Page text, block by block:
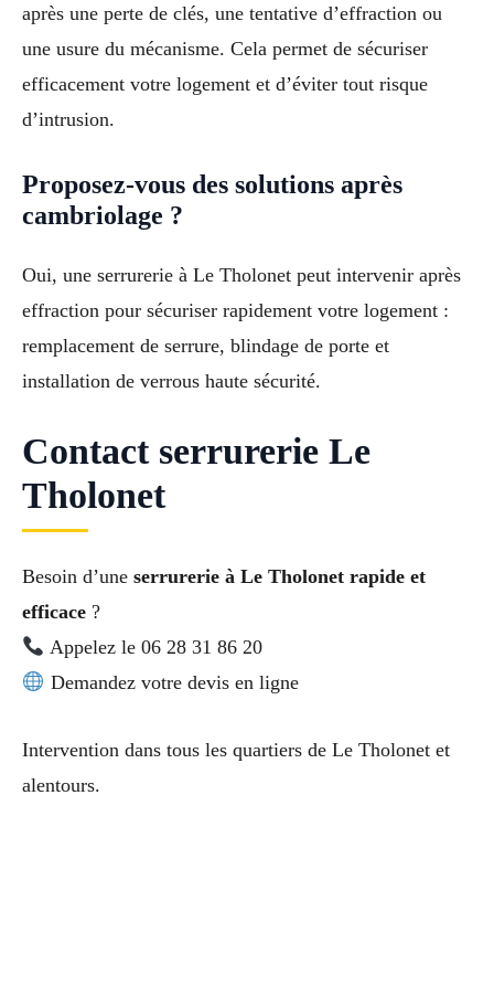
après une perte de clés, une tentative d’effraction ou
une usure du mécanisme. Cela permet de sécuriser
efficacement votre logement et d’éviter tout risque
d’intrusion.
Proposez-vous des solutions après
cambriolage ?
Oui, une serrurerie à Le Tholonet peut intervenir après
effraction pour sécuriser rapidement votre logement :
remplacement de serrure, blindage de porte et
installation de verrous haute sécurité.
Contact serrurerie Le
Tholonet
Besoin d’une serrurerie à Le Tholonet rapide et
efficace ?
Appelez le 06 28 31 86 20
Demandez votre devis en ligne
Intervention dans tous les quartiers de Le Tholonet et
alentours.